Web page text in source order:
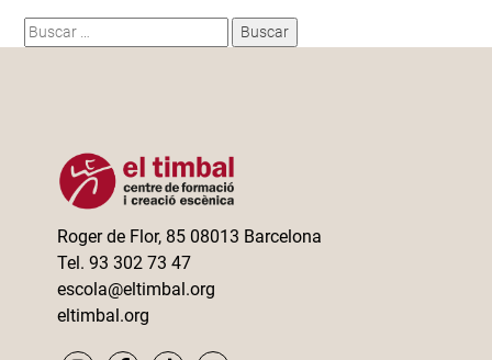
Buscar:
Roger de Flor, 85 08013 Barcelona
Tel. 93 302 73 47
escola@eltimbal.org
eltimbal.org